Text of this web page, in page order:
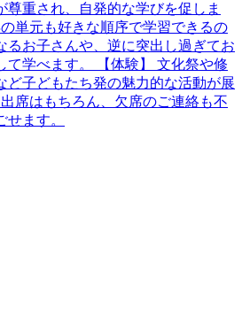
尊重され、自発的な学びを促しま
単元も好きな順序で学習できるの
るお子さんや、逆に突出し過ぎてお
て学べます。 【体験】 文化祭や修
子どもたち発の魅力的な活動が展
席はもちろん、欠席のご連絡も不
ます。